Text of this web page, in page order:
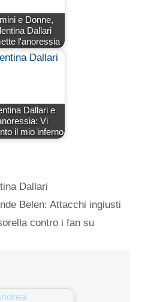
e Donne,
Dallari
l'anoressia
Dallari e
Vi
il mio inferno
Dallari
Belen: Attacchi ingiusti
contro i fan su